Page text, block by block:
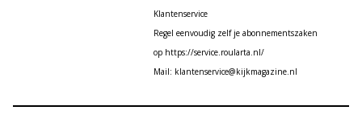
Klantenservice
Regel eenvoudig zelf je abonnementszaken
op https://service.roularta.nl/
Mail: klantenservice@kijkmagazine.nl